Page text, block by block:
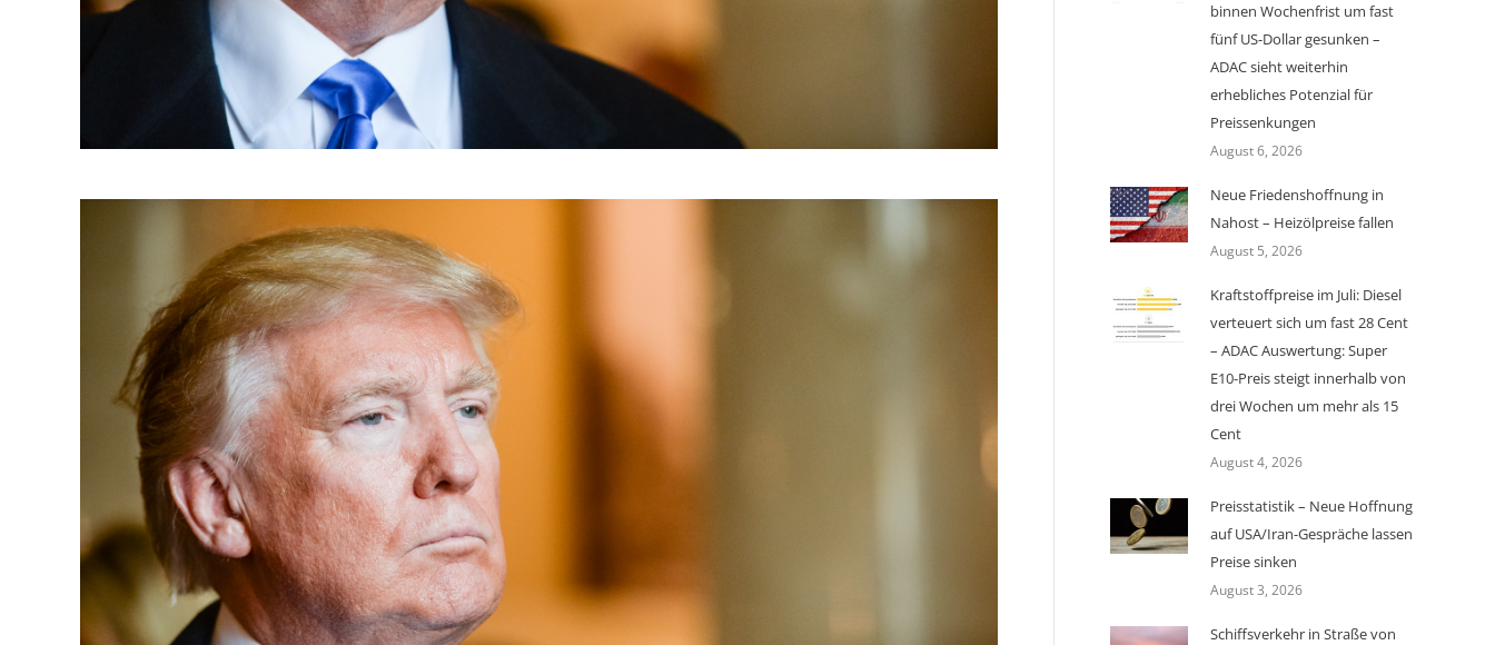
binnen Wochenfrist um fast
fünf US-Dollar gesunken –
ADAC sieht weiterhin
erhebliches Potenzial für
Preissenkungen
August 6, 2026
Neue Friedenshoffnung in
Nahost – Heizölpreise fallen
August 5, 2026
Kraftstoffpreise im Juli: Diesel
verteuert sich um fast 28 Cent
– ADAC Auswertung: Super
E10-Preis steigt innerhalb von
drei Wochen um mehr als 15
Cent
August 4, 2026
Preisstatistik – Neue Hoffnung
auf USA/Iran-Gespräche lassen
Preise sinken
August 3, 2026
Schiffsverkehr in Straße von